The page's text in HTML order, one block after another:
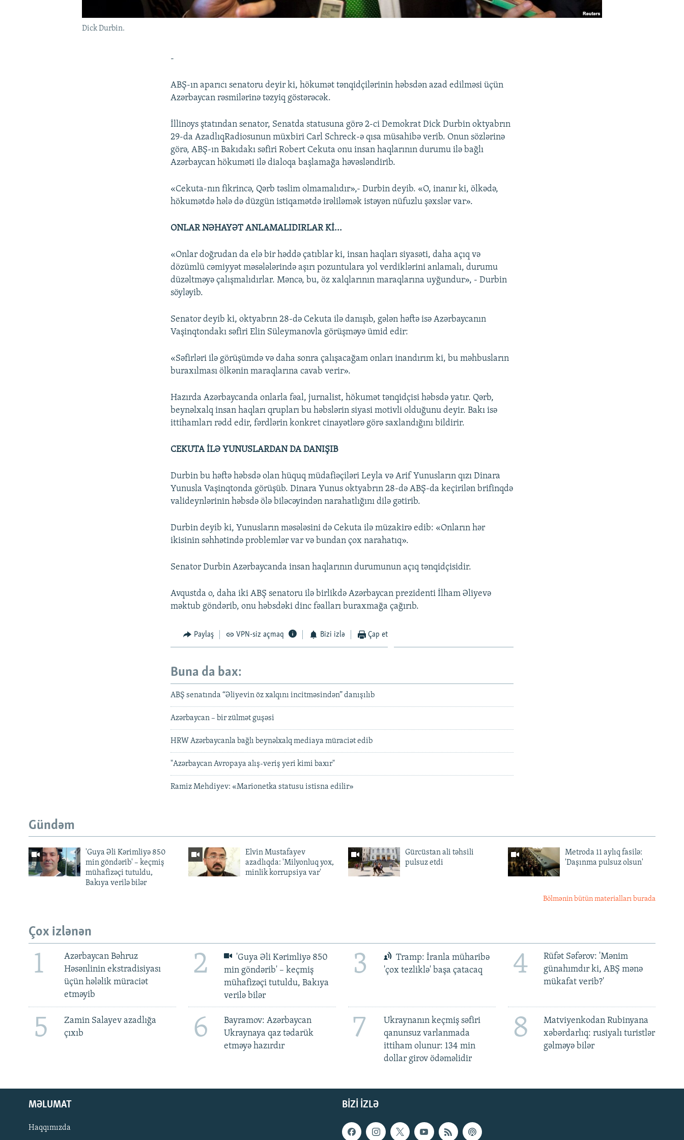
Dick Durbin.
-
ABŞ-ın aparıcı senatoru deyir ki, hökumət tənqidçilərinin həbsdən azad edilməsi üçün
Azərbaycan rəsmilərinə təzyiq göstərəcək.
İllinoys ştatından senator, Senatda statusuna görə 2-ci Demokrat Dick Durbin oktyabrın
29-da AzadlıqRadiosunun müxbiri Carl Schreck-ə qısa müsahibə verib. Onun sözlərinə
görə, ABŞ-ın Bakıdakı səfiri Robert Cekuta onu insan haqlarının durumu ilə bağlı
Azərbaycan hökuməti ilə dialoqa başlamağa həvəsləndirib.
«Cekuta-nın fikrincə, Qərb təslim olmamalıdır»,- Durbin deyib. «O, inanır ki, ölkədə,
hökumətdə hələ də düzgün istiqamətdə irəliləmək istəyən nüfuzlu şəxslər var».
ONLAR NƏHAYƏT ANLAMALIDIRLAR Kİ...
«Onlar doğrudan da elə bir həddə çatıblar ki, insan haqları siyasəti, daha açıq və
dözümlü cəmiyyət məsələlərində aşırı pozuntulara yol verdiklərini anlamalı, durumu
düzəltməyə çalışmalıdırlar. Məncə, bu, öz xalqlarının maraqlarına uyğundur», - Durbin
söyləyib.
Senator deyib ki, oktyabrın 28-də Cekuta ilə danışıb, gələn həftə isə Azərbaycanın
Vaşinqtondakı səfiri Elin Süleymanovla görüşməyə ümid edir:
«Səfirləri ilə görüşümdə və daha sonra çalışacağam onları inandırım ki, bu məhbusların
buraxılması ölkənin maraqlarına cavab verir».
Hazırda Azərbaycanda onlarla fəal, jurnalist, hökumət tənqidçisi həbsdə yatır. Qərb,
beynəlxalq insan haqları qrupları bu həbslərin siyasi motivli olduğunu deyir. Bakı isə
ittihamları rədd edir, fərdlərin konkret cinayətlərə görə saxlandığını bildirir.
CEKUTA İLƏ YUNUSLARDAN DA DANIŞIB
Durbin bu həftə həbsdə olan hüquq müdafiəçiləri Leyla və Arif Yunusların qızı Dinara
Yunusla Vaşinqtonda görüşüb. Dinara Yunus oktyabrın 28-də ABŞ-da keçirilən brifinqdə
valideynlərinin həbsdə ölə biləcəyindən narahatlığını dilə gətirib.
Durbin deyib ki, Yunusların məsələsini də Cekuta ilə müzakirə edib: «Onların hər
ikisinin səhhətində problemlər var və bundan çox narahatıq».
Senator Durbin Azərbaycanda insan haqlarının durumunun açıq tənqidçisidir.
Avqustda o, daha iki ABŞ senatoru ilə birlikdə Azərbaycan prezidenti İlham Əliyevə
məktub göndərib, onu həbsdəki dinc fəalları buraxmağa çağırıb.
Paylaş VPN-siz açmaq Bizi izlə Çap et
Buna da bax:
ABŞ senatında “Əliyevin öz xalqını incitməsindən” danışılıb
Azərbaycan – bir zülmət guşəsi
HRW Azərbaycanla bağlı beynəlxalq mediaya müraciət edib
"Azərbaycan Avropaya alış-veriş yeri kimi baxır"
Ramiz Mehdiyev: «Marionetka statusu istisna edilir»
Gündəm
'Guya Əli Kərimliyə 850
min göndərib' – keçmiş
mühafizəçi tutuldu,
Bakıya verilə bilər
Elvin Mustafayev
azadlıqda: 'Milyonluq yox,
minlik korrupsiya var'
Gürcüstan ali təhsili
pulsuz etdi
Metroda 11 aylıq fasilə:
'Daşınma pulsuz olsun'
Bölmənin bütün materialları burada
Çox izlənən
1
Azərbaycan Bəhruz
Həsənlinin ekstradisiyası
üçün hələlik müraciət
etməyib
2
'Guya Əli Kərimliyə 850
min göndərib' – keçmiş
mühafizəçi tutuldu, Bakıya
verilə bilər
3
Tramp: İranla müharibə
'çox tezliklə' başa çatacaq
4
Rüfət Səfərov: 'Mənim
günahımdır ki, ABŞ mənə
mükafat verib?'
5
Zamin Salayev azadlığa
çıxıb
6
Bayramov: Azərbaycan
Ukraynaya qaz tədarük
etməyə hazırdır
7
Ukraynanın keçmiş səfiri
qanunsuz varlanmada
ittiham olunur: 134 min
dollar girov ödəməlidir
8
Matviyenkodan Rubinyana
xəbərdarlıq: rusiyalı turistlər
gəlməyə bilər
BIZI IZLƏ
MƏLUMAT
Haqqımızda